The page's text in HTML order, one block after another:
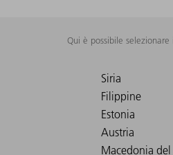
Qui è possibile